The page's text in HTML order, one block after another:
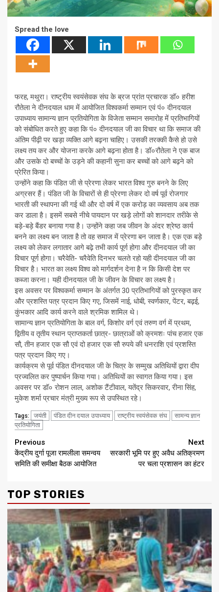
Spread the love
फरह, मथुरा। राष्ट्रीय स्वयंसेवक संघ के ब्रज प्रांत प्रचारक डॉ० हरीश
रौतेला ने दीनदयाल धाम में आयोजित विश्वकर्मा सम्मान एवं पं० दीनदयाल
उपाध्याय सामान्य ज्ञान प्रतियोगिता के विजेता सम्मान समारोह में प्रतिभागियों
को संबोधित करते हुए कहा कि पं० दीनदयाल जी का विचार था कि समाज की
अंतिम पीढ़ी पर खड़ा व्यक्ति आगे बढ़ना चाहिए। उसकी तरक्की कैसे हो उसे
लक्ष्य तय कर और योजना करके आगे बढ़ना होता है। डॉ०रौतेला ने एक बाज
और उसके दो बच्चों के उड़ने की कहानी सुना कर बच्चों को आगे बढ़ने को
प्रेरित किया।
उन्होंने कहा कि पंडित जी से प्रेरणा लेकर भारत विश्व गुरु बनने के लिए
अग्रसर हैं। पंडित जी के विचारों से ही प्रेरणा लेकर दो वर्ष पूर्व रोजगार
भारती की स्थापना की गई थी और दो वर्ष में एक करोड़ का व्यवसाय अब तक
कर डाला है। इसमें सबसे नीचे पायदान पर खड़े लोगों को शानदार तरीके से
बड़े-बड़े बैंडर बनाया गया है। उन्होंने कहा जब जीवन के अंदर श्रेष्ठ कार्य
बनने का लक्ष्य बन जाता है तो वह समाज में प्रेरणा बन जाता है। एक एक बड़े
लक्ष्य को लेकर लगातार आगे बढ़े तभी कार्य पूर्ण होगा और दीनदयाल जी का
विचार पूर्ण होगा। चरैवेति- चरैवेति दिनभर चलते रहो यही दीनदयाल जी का
विचार है। भारत का लक्ष्य विश्व को मार्गदर्शन देना है न कि किसी देश पर
कब्जा करना। यही दीनदयाल जी के जीवन के विचार का लक्ष्य है।
इस अवसर पर विश्वकर्मा सम्मान के अंतर्गत 30 प्रतिभागियों को पुरस्कृत कर
और प्रशस्ति पत्र प्रदान किए गए, जिसमें नाई, धोबी, स्वर्णकार, पेंटर, बढ़ई,
कुंभकार आदि कार्य करने वाले श्रमिक शामिल थे।
सामान्य ज्ञान प्रतियोगिता के बाल वर्ग, किशोर वर्ग एवं तरुण वर्ग में प्रथम,
द्वितीय व तृतीय स्थान प्राप्तकर्ता छात्र- छात्राओं को क्रमशः पांच हजार एक
सौ, तीन हजार एक सौ एवं दो हजार एक सौ रुपये की धनराशि एवं प्रशस्ति
पत्र प्रदान किए गए।
कार्यक्रम से पूर्व पंडित दीनदयाल जी के चित्र के सम्मुख अतिथियों द्वारा दीप
प्रज्वलित कर पुष्पार्चन किया गया। अतिथियों का स्वागत किया गया। इस
अवसर पर डॉ० रोशन लाल, अशोक टैंटीवाल, यतेंद्र सिकरवार, रीना सिंह,
मुकेश शर्मा प्रचार मंत्री मुख्य रूप से उपस्थित रहे।
Tags: जयंती पंडित दीन दयाल उपाध्याय राष्ट्रीय स्वयंसेवक संघ
सामन्य ज्ञान
प्रतियोगिता
Continue
Reading
Previous
केंद्रीय दुर्गा पूजा रामलीला समन्वय
समिति की समीक्षा बैठक आयोजित
Next
सरकारी भूमि पर हुए अवैध अतिक्रमण
पर चला प्रशासन का हंटर
TOP STORIES